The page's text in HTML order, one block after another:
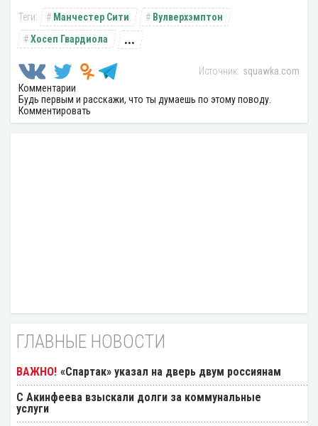
Манчестер Сити
Вулверхэмптон
Хосеп Гвардиола
...
squawka.com
Комментарии
Будь первым и расскажи, что ты думаешь по этому поводу.
Комментировать
ГЛАВНЫЕ НОВОСТИ
«Спартак» указал на дверь двум россиянам
С Акинфеева взыскали долги за коммунальные
услуги